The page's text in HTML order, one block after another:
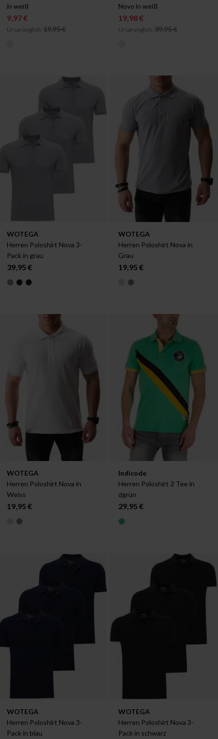
in weiß
9,97 €
Ursprünglich: 19,95 €
Novo in weiß
19,98 €
Ursprünglich: 39,95 €
Verfügbar in:
XL
WOTEGA
Herren Poloshirt Nova 3-
Pack in grau
39,95 €
Verfügbar in:
WOTEGA
Herren Poloshirt Nova in
Grau
19,95 €
Verfügbar in:
XXL
WOTEGA
Herren Poloshirt Nova in
Weiss
19,95 €
Verfügbar in:
Indicode
Herren Poloshirt 2 Tee in
dgrün
29,95 €
Verfügbar in:
WOTEGA
Herren Poloshirt Nova 3-
Pack in blau
Verfügbar in:
WOTEGA
Herren Poloshirt Nova 3-
Pack in schwarz